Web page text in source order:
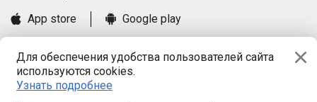
Для обеспечения удобства пользователей сайта
используются cookies.
Узнать подробнее
App store
Google play
Книга замечаний и предложений
Правила и документы